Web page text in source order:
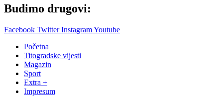
Budimo drugovi:
Facebook Twitter InstagramYoutube
Početna
Titogradske vijesti
Magazin
Sport
Extra +
Impresum